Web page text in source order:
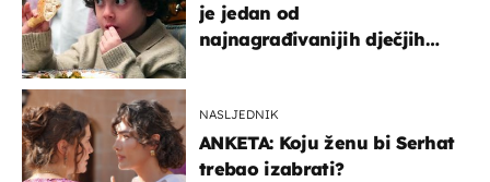
je jedan od
najnagrađivanijih dječjih
NASLJEDNIK
ANKETA: Koju ženu bi Serhat
trebao izabrati?